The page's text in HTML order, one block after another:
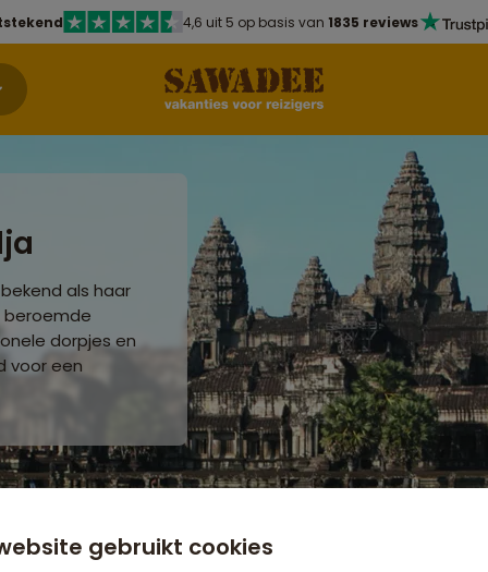
4,6 uit 5 op basis van 1835 reviews
als haar
beroemde
dorpjes en
voor een
gebruikt cookies